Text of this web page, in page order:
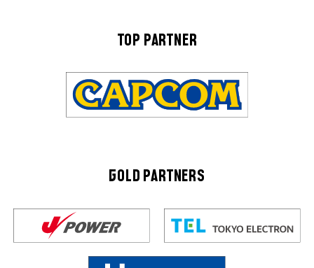
TOP PARTNER
GOLD PARTNERS